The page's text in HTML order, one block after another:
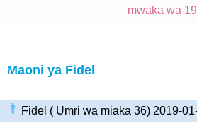
mwaka wa
Maoni ya Fidel
Fidel ( Umri wa miaka 36) 2019-